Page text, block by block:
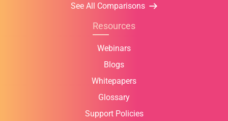
See All Comparisons
Resources
Webinars
Blogs
Whitepapers
Glossary
Support Policies